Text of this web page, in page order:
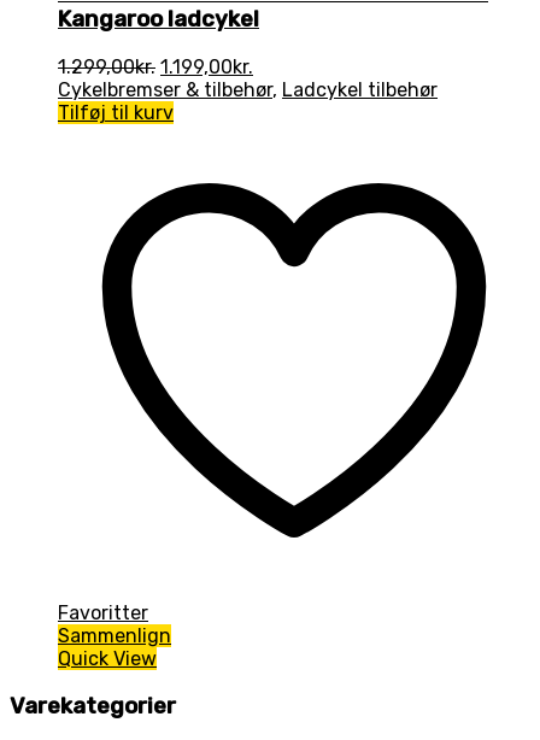
Kangaroo ladcykel
1.299,00kr. Den
oprindelige
pris
1.199,00kr.
aktuelle
Cykelbremser & tilbehør, Ladcykel tilbehør
Tilføj til kurv
Favoritter
Sammenlign
Quick View
Varekategorier